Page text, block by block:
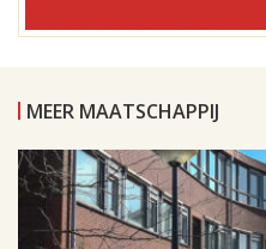
MEER MAATSCHAPPIJ